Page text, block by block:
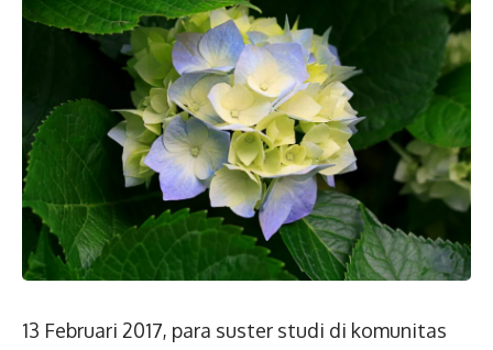
13 Februari 2017, para suster studi di komunitas